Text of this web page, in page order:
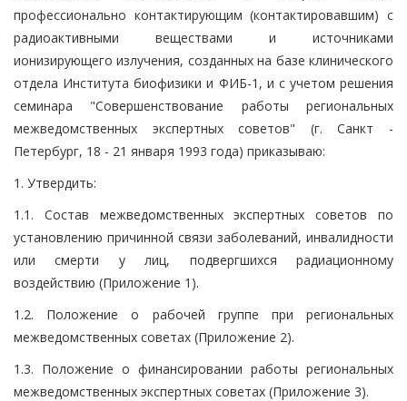
профессионально контактирующим (контактировавшим) с
радиоактивными веществами и источниками
ионизирующего излучения, созданных на базе клинического
отдела Института биофизики и ФИБ-1, и с учетом решения
семинара "Совершенствование работы региональных
межведомственных экспертных советов" (г. Санкт -
Петербург, 18 - 21 января 1993 года) приказываю:
1. Утвердить:
1.1. Состав межведомственных экспертных советов по
установлению причинной связи заболеваний, инвалидности
или смерти у лиц, подвергшихся радиационному
воздействию (Приложение 1).
1.2. Положение о рабочей группе при региональных
межведомственных советах (Приложение 2).
1.3. Положение о финансировании работы региональных
межведомственных экспертных советах (Приложение 3).